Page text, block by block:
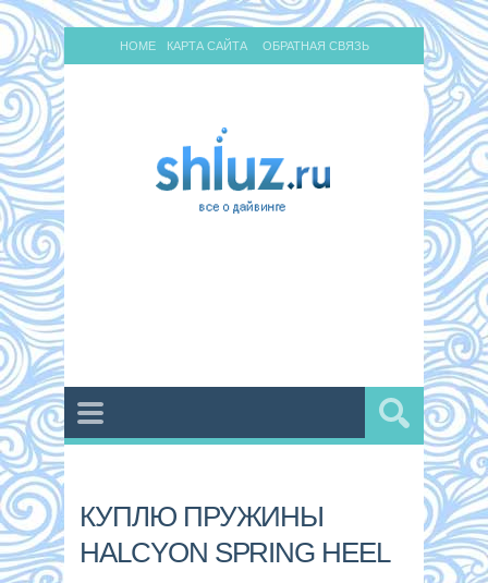
HOME КАРТА САЙТА ОБРАТНАЯ СВЯЗЬ
КУПЛЮ ПРУЖИНЫ
HALCYON SPRING HEEL